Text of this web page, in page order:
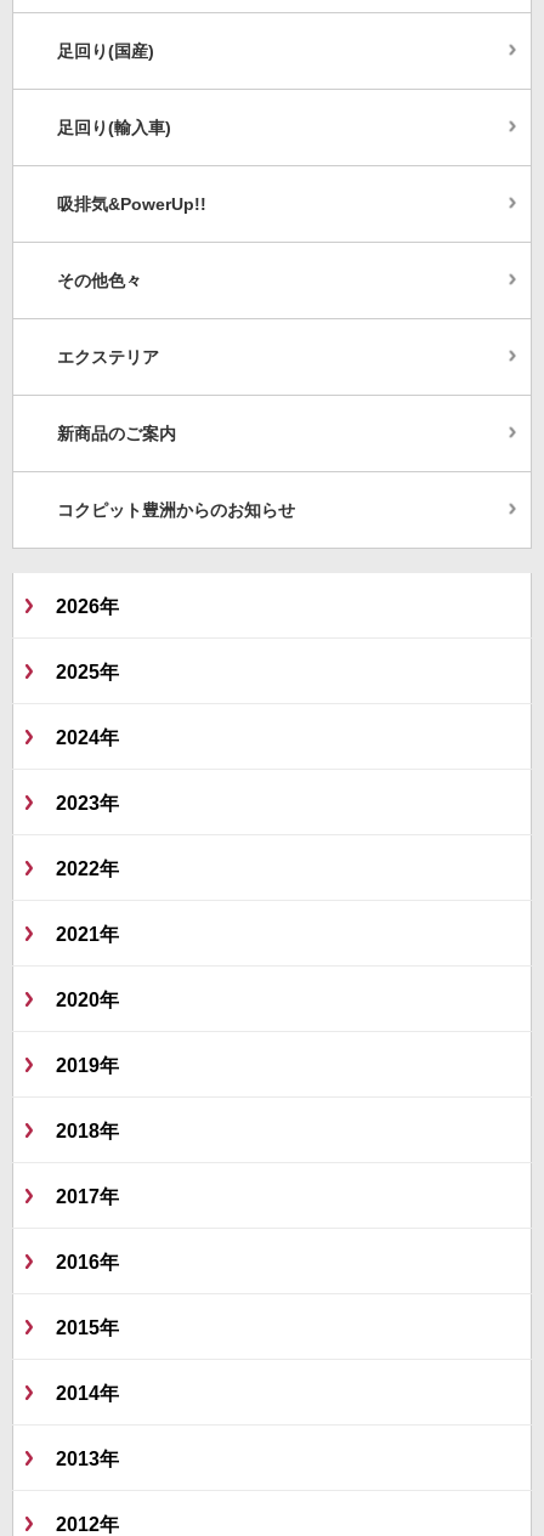
足回り(国産)
足回り(輸入車)
吸排気&PowerUp!!
その他色々
エクステリア
新商品のご案内
コクピット豊洲からのお知らせ
2026年
2025年
2024年
2023年
2022年
2021年
2020年
2019年
2018年
2017年
2016年
2015年
2014年
2013年
2012年